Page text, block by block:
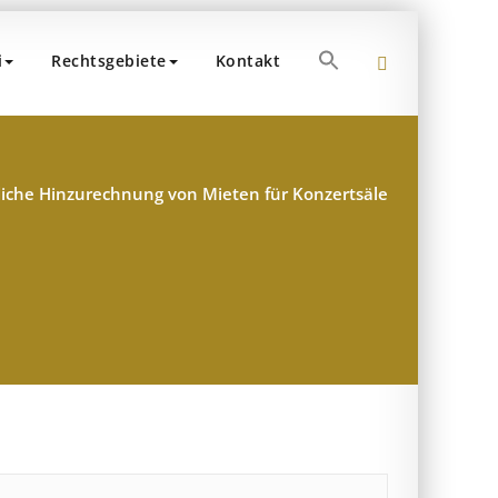
Rechtsgebiete Kontakt Search
for:
Hinzurechnung von Mieten für Konzertsäle